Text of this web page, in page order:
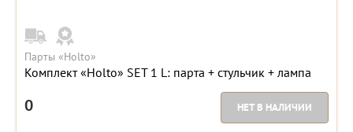
Парты «Holto»
Комплект «Holto» SET 1 L: парта + стульчик + лампа
0 НЕТ В НАЛИЧИИ